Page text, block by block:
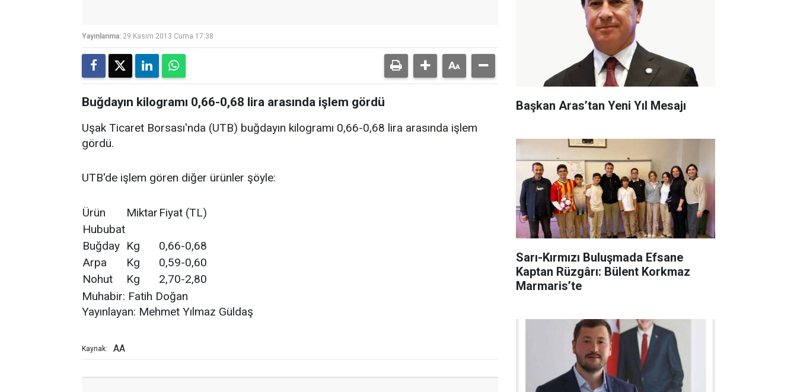
Yayınlanma: 29 Kasım 2013 Cuma 17:38
Buğdayın kilogramı 0,66-0,68 lira arasında işlem gördü
Uşak Ticaret Borsası'nda (UTB) buğdayın kilogramı 0,66-0,68 lira arasında işlem
gördü.
UTB'de işlem gören diğer ürünler şöyle:
Ürün Miktar Fiyat (TL)
Hububat
Buğday Kg
0,66-0,68
Arpa
Kg
0,59-0,60
Nohut
Kg
2,70-2,80
Muhabir: Fatih Doğan
Yayınlayan: Mehmet Yılmaz Güldaş
Kaynak: AA
Başkan Aras’tan Yeni Yıl Mesajı
Sarı-Kırmızı Buluşmada Efsane
Kaptan Rüzgârı: Bülent Korkmaz
Marmaris’te